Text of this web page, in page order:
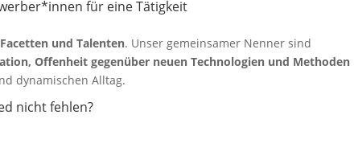
für eine Tätigkeit
und Talenten. Unser gemeinsamer Nenner sind
Offenheit gegenüber neuen Technologien und Methoden
dynamischen Alltag.
nicht fehlen?